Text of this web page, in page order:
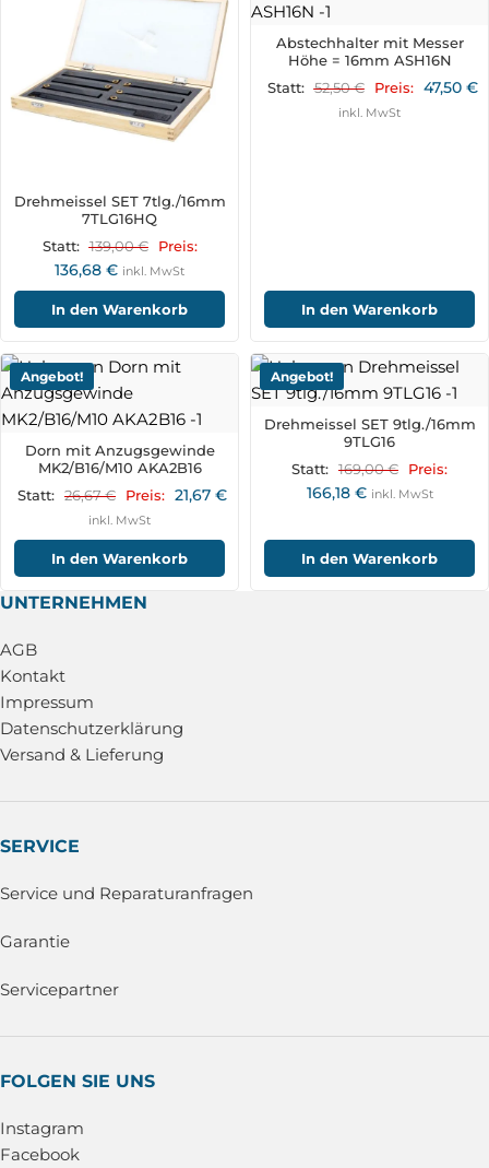
Drehmeissel SET 7tlg./16mm
7TLG16HQ
Statt: 139,00€ Preis:
136,68 € inkl. MwSt
In den Warenkorb
Abstechhalter mit Messer
Höhe = 16mm ASH16N
Statt: 52,50€ Preis: 47,50 €
inkl. MwSt
In den Warenkorb
Angebot!
Dorn mit Anzugsgewinde
MK2/B16/M10 AKA2B16
Statt: 26,67€ Preis: 21,67 €
inkl. MwSt
In den Warenkorb
Angebot!
Drehmeissel SET 9tlg./16mm
9TLG16
Statt: 169,00€ Preis:
166,18 € inkl. MwSt
In den Warenkorb
UNTERNEHMEN
AGB
Kontakt
Impressum
Datenschutzerklärung
Versand & Lieferung
SERVICE
Service und Reparaturanfragen
Garantie
Servicepartner
FOLGEN SIE UNS
Instagram
Facebook